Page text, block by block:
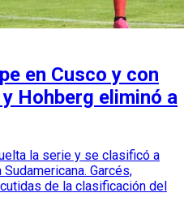
en Cusco y con
Hohberg eliminó a
la serie y se clasificó a
Garcés,
de la clasificación del